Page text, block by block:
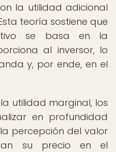
la utilidad adicional
teoría sostiene que
se basa en la
al inversor, lo
y, por ende, en el
utilidad marginal, los
en profundidad
percepción del valor
su precio en el